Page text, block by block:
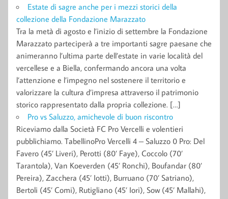
Estate di sagre anche per i mezzi storici della
collezione della Fondazione Marazzato
Tra la metà di agosto e l’inizio di settembre la Fondazione
Marazzato parteciperà a tre importanti sagre paesane che
animeranno l’ultima parte dell’estate in varie località del
vercellese e a Biella, confermando ancora una volta
l’attenzione e l’impegno nel sostenere il territorio e
valorizzare la cultura d’impresa attraverso il patrimonio
storico rappresentato dalla propria collezione. […]
Pro vs Saluzzo, amichevole di buon riscontro
Riceviamo dalla Società FC Pro Vercelli e volentieri
pubblichiamo. TabellinoPro Vercelli 4 – Saluzzo 0 Pro: Del
Favero (45’ Liveri), Perotti (80’ Faye), Coccolo (70’
Tarantola), Van Koeverden (45’ Ronchi), Boufandar (80’
Pereira), Zacchera (45’ Iotti), Burruano (70’ Satriano),
Bertoli (45’ Comi), Rutigliano (45’ Iori), Sow (45’ Mallahi),